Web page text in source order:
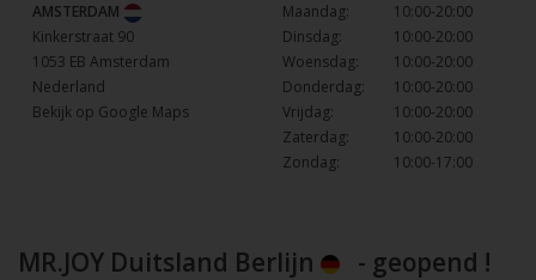
AMSTERDAM
Kinkerstraat 90
1053 EB Amsterdam
Nederland
Bekijk op Google Maps
Maandag:
10:00-20:00
Dinsdag:
10:00-20:00
Woensdag:
10:00-20:00
Donderdag:
10:00-20:00
Vrijdag:
10:00-20:00
Zaterdag:
10:00-20:00
Zondag:
10:00-17:00
MR.JOY Duitsland Berlijn - geopend !